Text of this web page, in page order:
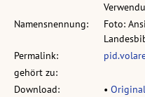
Namensnennung:
Foto:
Permalink:
gehört zu:
Download:
•